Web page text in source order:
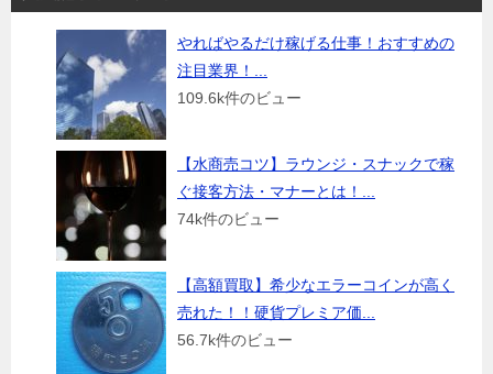
やればやるだけ稼げる仕事！おすすめの
注目業界！...
109.6k件のビュー
【水商売コツ】ラウンジ・スナックで稼
ぐ接客方法・マナーとは！...
74k件のビュー
【高額買取】希少なエラーコインが高く
売れた！！硬貨プレミア価...
56.7k件のビュー